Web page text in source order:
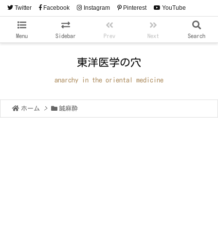
Menu Sidebar Prev Next Search
Twitter Facebook Instagram Pinterest YouTube
RSS
東洋医学の穴
anarchy in the oriental medicine
ホーム > 鍼麻酔